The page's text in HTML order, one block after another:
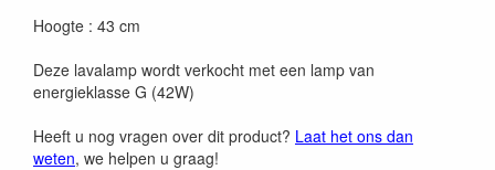
Hoogte : 43 cm
Deze lavalamp wordt verkocht met een lamp van
energieklasse G (42W)
Heeft u nog vragen over dit product? Laat het ons dan
weten, we helpen u graag!